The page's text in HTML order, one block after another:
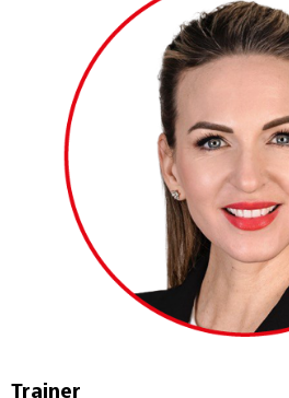
Trainer